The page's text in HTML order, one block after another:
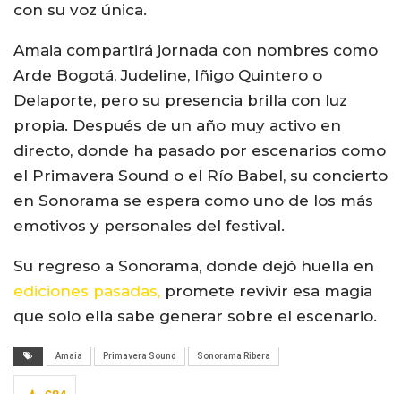
con su voz única.
Amaia compartirá jornada con nombres como
Arde Bogotá, Judeline, Iñigo Quintero o
Delaporte, pero su presencia brilla con luz
propia. Después de un año muy activo en
directo, donde ha pasado por escenarios como
el Primavera Sound o el Río Babel, su concierto
en Sonorama se espera como uno de los más
emotivos y personales del festival.
Su regreso a Sonorama, donde dejó huella en
ediciones pasadas, promete revivir esa magia
que solo ella sabe generar sobre el escenario.
Amaia Primavera Sound Sonorama Ribera